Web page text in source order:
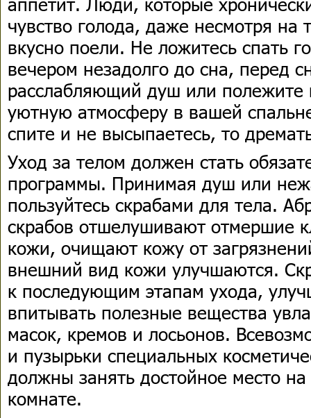
чувство голода, даже несмотря на
вкусно поели. Не ложитесь спать
вечером незадолго до сна, перед
расслабляющий душ или полежите
уютную атмосферу в вашей
спите и не высыпаетесь, то
Уход за телом должен стать
программы. Принимая душ или
пользуйтесь скрабами для тела.
скрабов отшелушивают отмершие
кожи, очищают кожу от
внешний вид кожи улучшаются.
к последующим этапам ухода,
впитывать полезные вещества
масок, кремов и лосьонов.
и пузырьки специальных
должны занять достойное место
комнате.